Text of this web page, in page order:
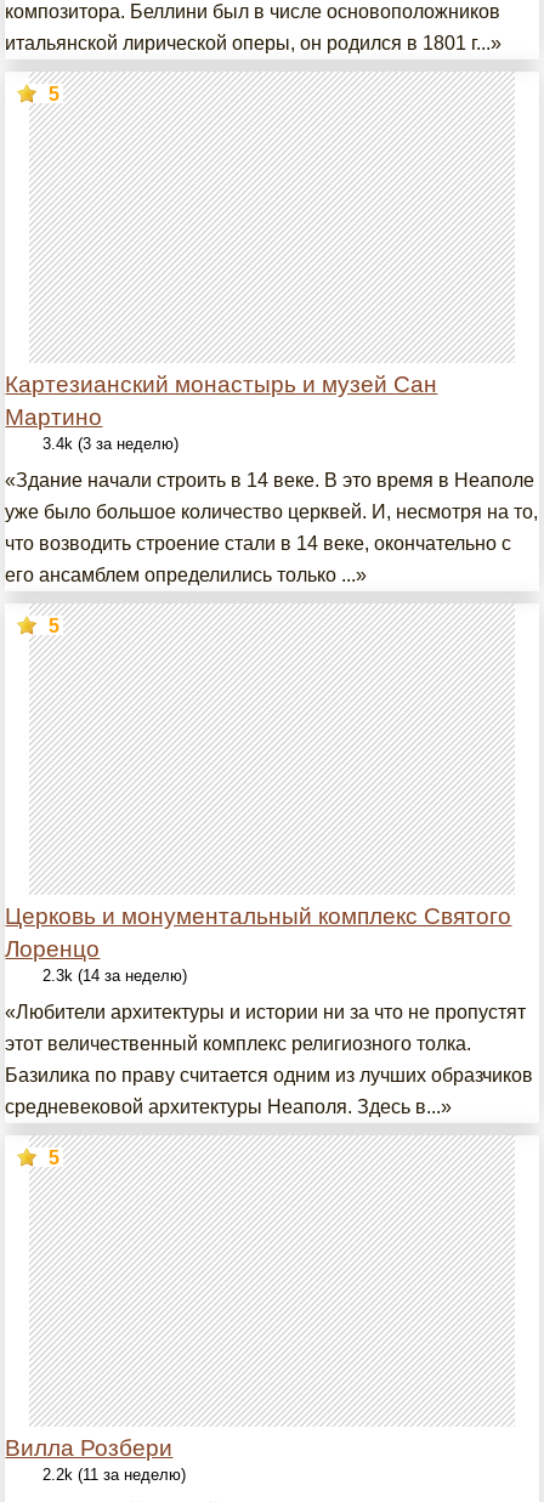
композитора. Беллини был в числе основоположников
итальянской лирической оперы, он родился в 1801 г...»
Картезианский монастырь и музей Сан
Мартино
5
3.4k (3 за неделю)
«Здание начали строить в 14 веке. В это время в Неаполе
уже было большое количество церквей. И, несмотря на то,
что возводить строение стали в 14 веке, окончательно с
его ансамблем определились только ...»
Церковь и монументальный комплекс Святого
Лоренцо
5
2.3k (14 за неделю)
«Любители архитектуры и истории ни за что не пропустят
этот величественный комплекс религиозного толка.
Базилика по праву считается одним из лучших образчиков
средневековой архитектуры Неаполя. Здесь в...»
Вилла Розбери
5
2.2k (11 за неделю)